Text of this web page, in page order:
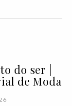
do ser |
de Moda